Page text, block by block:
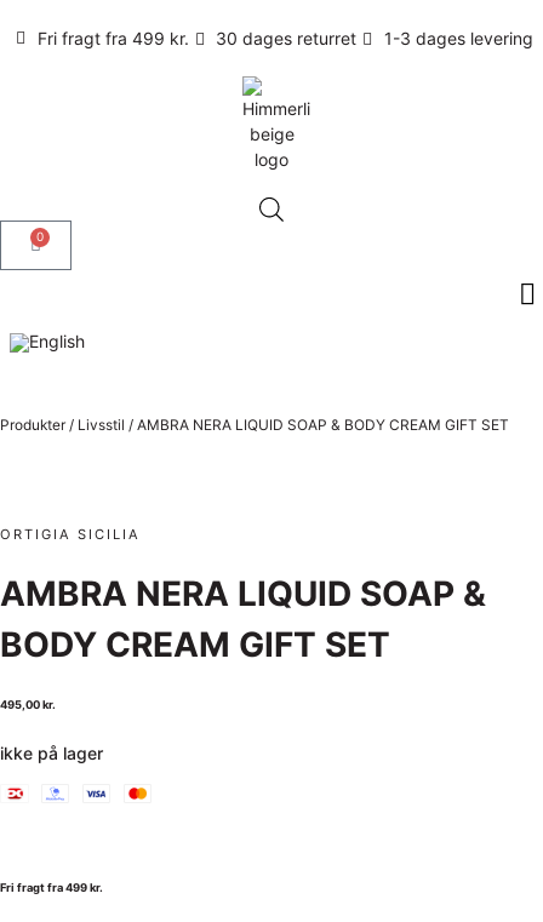
Fri fragt fra 499 kr. 30 dages returret 1-3 dages levering
0
Produkter / Livsstil / AMBRA NERA LIQUID SOAP & BODY CREAM GIFT SET
ORTIGIA SICILIA
AMBRA NERA LIQUID SOAP &
BODY CREAM GIFT SET
495,00kr.
ikke på lager
Fri fragt fra 499 kr.